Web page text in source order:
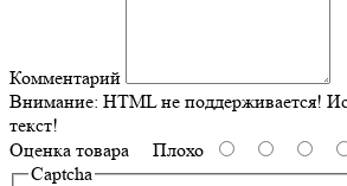
Комментарий
Внимание: HTML не поддерживается!
текст!
Оценка товара Плохо
Captcha